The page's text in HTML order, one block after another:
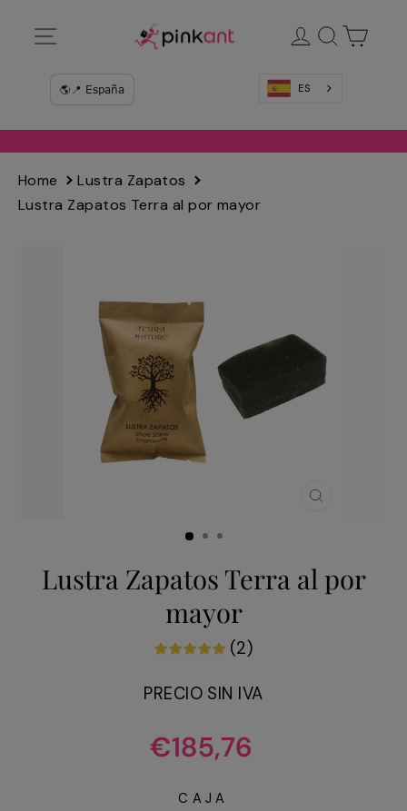
directamente
Ingresar
Buscar
ES
Home
Lustra Zapatos
Lustra Zapatos Terra al por mayor
Lustra Zapatos Terra al por
mayor
(2)
PRECIO SIN IVA
Precio
habitual
€185,76
CAJA